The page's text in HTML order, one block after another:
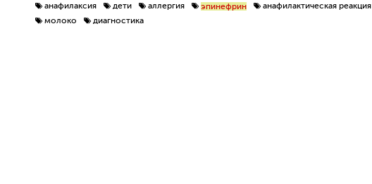
анафилаксия дети аллергия эпинефрин анафилактическая реакция
молоко
диагностика